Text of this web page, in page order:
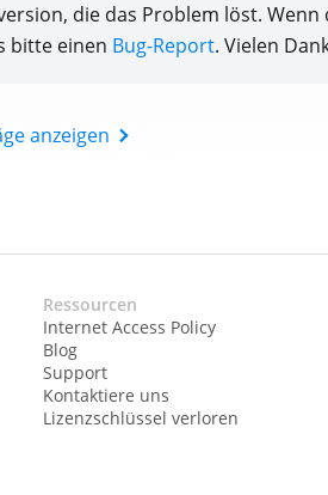
die das Problem löst. Wenn
bitte einen Bug-Report. Vielen
anzeigen
Ressourcen
Internet Access Policy
Blog
Support
Kontaktiere uns
Lizenzschlüssel verloren